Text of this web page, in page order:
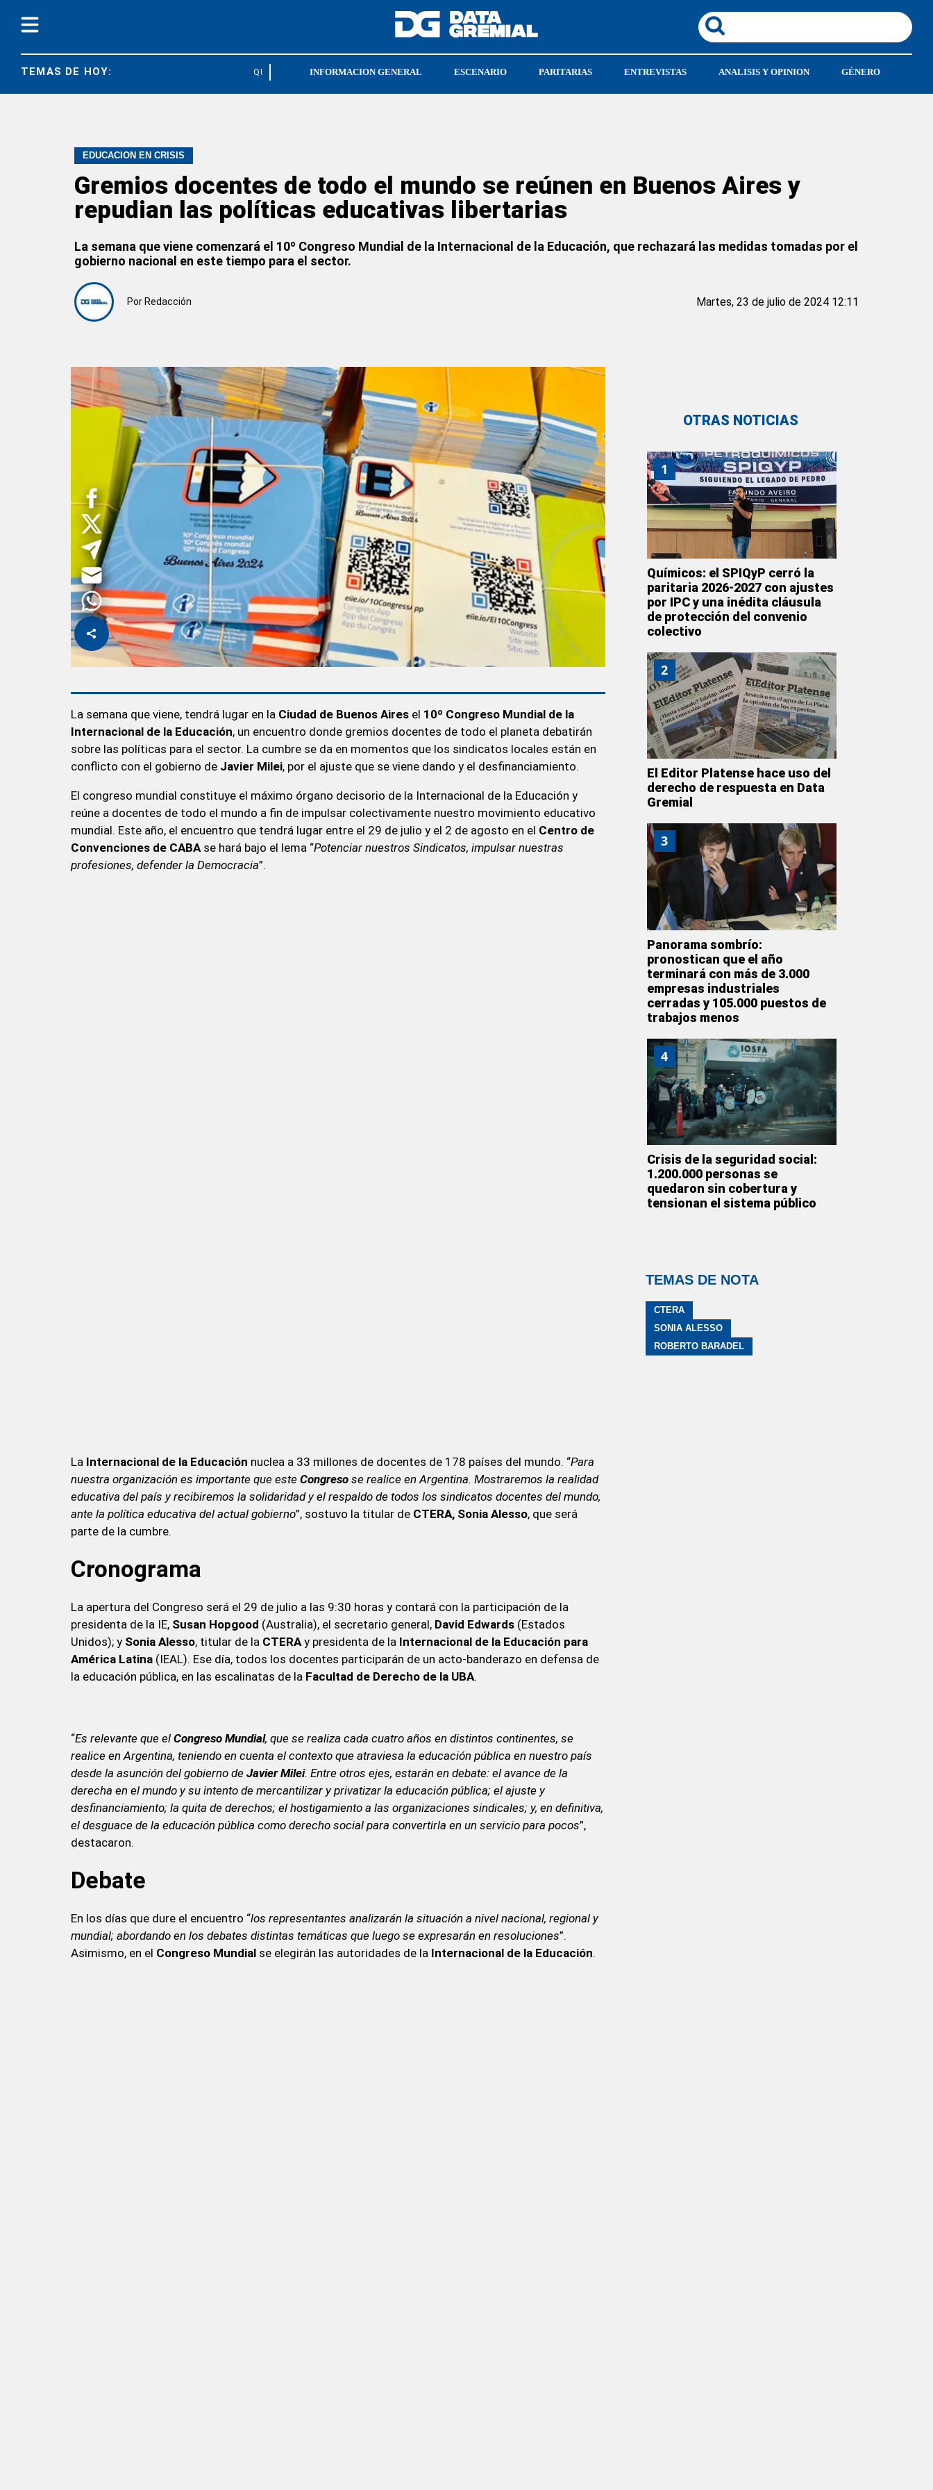
TEMAS DE HOY: QUÍMICOS DERECHO A RESPUESTA OBRAS SOCIALES
INFORMACION GENERAL ESCENARIO PARITARIAS ENTREVISTAS ANALISIS Y OPINION GÉNERO
EDUCACION EN CRISIS
Gremios docentes de todo el mundo se reúnen en Buenos Aires y
repudian las políticas educativas libertarias
La semana que viene comenzará el 10º Congreso Mundial de la Internacional de la Educación, que rechazará las medidas tomadas por el
gobierno nacional en este tiempo para el sector.
Por Redacción Martes, 23 de julio de 2024 12:11
La semana que viene, tendrá lugar en la Ciudad de Buenos Aires el 10º Congreso Mundial de la
Internacional de la Educación, un encuentro donde gremios docentes de todo el planeta debatirán
sobre las políticas para el sector. La cumbre se da en momentos que los sindicatos locales están en
conflicto con el gobierno de Javier Milei, por el ajuste que se viene dando y el desfinanciamiento.
El congreso mundial constituye el máximo órgano decisorio de la Internacional de la Educación y
reúne a docentes de todo el mundo a fin de impulsar colectivamente nuestro movimiento educativo
mundial. Este año, el encuentro que tendrá lugar entre el 29 de julio y el 2 de agosto en el Centro de
Convenciones de CABAse hará bajo el lema “Potenciar nuestros Sindicatos, impulsar nuestras
profesiones, defender la Democracia”.
La Internacional de la Educación nuclea a 33 millones de docentes de 178 países del mundo. “Para
nuestra organización es importante que este Congreso se realice en Argentina. Mostraremos la realidad
educativa del país y recibiremos la solidaridad y el respaldo de todos los sindicatos docentes del mundo,
ante la política educativa del actual gobierno”, sostuvo la titular de CTERA, Sonia Alesso, que será
parte de la cumbre.
Cronograma
La apertura del Congreso será el 29 de julio a las 9:30 horas y contará con la participación de la
presidenta de la IE, Susan Hopgood (Australia), el secretario general, David Edwards (Estados
Unidos); y Sonia Alesso, titular de la CTERAy presidenta de la Internacional de la Educación para
América Latina (IEAL). Ese día, todos los docentes participarán de un acto-banderazo en defensa de
la educación pública, en las escalinatas de la Facultad de Derecho de la UBA.
“Es relevante que el Congreso Mundial, que se realiza cada cuatro años en distintos continentes, se
realice en Argentina, teniendo en cuenta el contexto que atraviesa la educación pública en nuestro país
desde la asunción del gobierno de Javier Milei. Entre otros ejes, estarán en debate: el avance de la
derecha en el mundo y su intento de mercantilizar y privatizar la educación pública; el ajuste y
desfinanciamiento; la quita de derechos; el hostigamiento a las organizaciones sindicales; y, en definitiva,
el desguace de la educación pública como derecho social para convertirla en un servicio para pocos”,
destacaron.
Debate
En los días que dure el encuentro “los representantes analizarán la situación a nivel nacional, regional y
mundial; abordando en los debates distintas temáticas que luego se expresarán en resoluciones”.
Asimismo, en el Congreso Mundial se elegirán las autoridades de la Internacional de la Educación.
OTRAS NOTICIAS
1
Químicos: el SPIQyP cerró la
paritaria 2026-2027 con ajustes
por IPC y una inédita cláusula
de protección del convenio
colectivo
2
El Editor Platense hace uso del
derecho de respuesta en Data
Gremial
3
Panorama sombrío:
pronostican que el año
terminará con más de 3.000
empresas industriales
cerradas y 105.000 puestos de
trabajos menos
4
Crisis de la seguridad social:
1.200.000 personas se
quedaron sin cobertura y
tensionan el sistema público
TEMAS DE NOTA
CTERA
SONIA ALESSO
ROBERTO BARADEL